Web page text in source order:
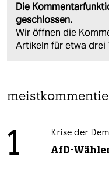
Die
geschlossen.
Wir öffnen die
Artikeln für etwa drei
1 Krise der
AfD-